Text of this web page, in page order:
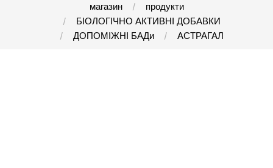
магазин
продукти
БІОЛОГІЧНО АКТИВНІ ДОБАВКИ
ДОПОМІЖНІ БАДи
АСТРАГАЛ